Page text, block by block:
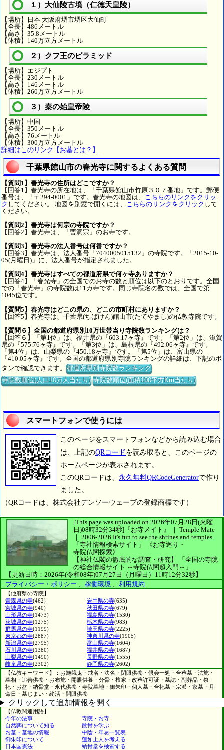
１）大仙陵古墳（仁徳天皇陵）
【場所】日本 大阪府堺市堺区大仙町
【全長】486メートル
【高さ】35.8メートル
【体積】140万立方メートル
２）クフ王のピラミッド
【場所】エジプト
【全長】230メートル
【高さ】146メートル
【体積】260万立方メートル
３）秦の始皇帝陵
【場所】中国
【全長】350メートル
【高さ】76メートル
【体積】300万立方メートル
詳細はこのリンク【お墓とは？】
千葉県館山市の春光寺に関するよくある質問
【質問1】春光寺の住所はどこですか？
【回答1】春光寺の所在地は、「千葉県館山市竹原３０７番地」です。郵便
番号は、「〒294-0001」です。春光寺の地図は、 こちらのリンクをクリッ
ク してください。 地図を別窓で開くには、 こちらのリンクをクリック して
ください。
【質問2】春光寺は何宗の寺院ですか？
【回答2】春光寺は、「曹洞宗」のお寺です。
【質問3】春光寺の法人番号は何番ですか？
【回答3】春光寺は、法人番号「7040005015132」の寺院です。「2015-10-
05(月曜日)」に、法人番号が指定されました。
【質問4】春光寺はすべての都道府県で何ヶ寺ありますか？
【回答4】「春光寺」の全国でのお寺の数と順位は以下のとおりです。全国
での「春光寺」の寺院数は11カ寺です。同じ寺院名の数では、全国で第
1045位です。
【質問5】春光寺はどこの県の、どこの市町村にありますか？
【回答5】春光寺は、千葉県(ちばけん)館山市(たてやまし)の仏教寺院です。
【質問６】全国の都道府県別10万世帯当り寺院数ランキングは？
【回答６】「第1位」は、福井県の『603.17ヶ寺』です。「第2位」は、滋賀
県の『575.76ヶ寺』です。「第3位」は、島根県の『492.06ヶ寺』です。
「第4位」は、山梨県の『450.18ヶ寺』です。「第5位」は、富山県の
『410.05ヶ寺』です。全国の都道府県別寺院ランキングの詳細は、下記のボ
タンで確認できます。都道府県別寺院数ランキング
寺院数順位(人口10万人当たり) 寺院数順位(面積100平方Km当たり)
スマートフォンで使うには
このページをスマートフォンなどから読み込む場合
は、上記のQRコード を読み取ると、このページの
ホームページが表示されます。
このQRコードは、 永久無料QRCodeGeneratorで作り
ました。
（QRコードは、株式会社デンソーウェーブの登録商標です）
[This page was uploaded on 2026年07月28日(火曜
日)08時32分34秒] 『お寺メイト』 ｜ Temple Mate
｜ 2006-2026 It's fun to see the shrines and temples.
「寺社情報検索サイト」
《お寺巡り・
寺院仏閣探索》
【神社仏閣の徹底的な調査・研究】
「全国の寺院
の総合情報サイト ～寺院仏閣超入門～」
【更新日時：2026年(令和08年)07月27日（月曜日）11時12分32秒】
プライバシー・ポリシー 、 稼働環境 、 利用規約
【他府県の寺院】
青森県の寺(462) 岩手県の寺(635)
宮城県の寺(940) 秋田県の寺(679)
山形県の寺(1473) 福島県の寺(1530)
茨城県の寺(1275) 栃木県の寺(983)
群馬県の寺(1199) 埼玉県の寺(2225)
東京都の寺(2887) 神奈川県の寺(1905)
新潟県の寺(2795) 富山県の寺(1604)
石川県の寺(1380) 福井県の寺(1687)
山梨県の寺(1490) 長野県の寺(1555)
岐阜県の寺(2302) 静岡県の寺(2602)
【仏教キーワード】：お施餓鬼・戒名・法名・閉眼供養・倶会一処・合葬墓・法施・
墓相・追善供養・お布施・開眼供養・分骨・檀家・改葬許可証・墓誌・副葬品・祭
祀・お盆・納骨堂・永代供養・寺院墓地・御朱印・個人墓・合祀墓・宗派・家墓・月
命日・墓じまい・終活・開眼供養
クリックして追加情報を開く
【仏教関連用語】
今年の法事
寺院・お寺
自然葬について知る
散骨を学ぶ
お墓・墓地の情報
中陰・年忌一覧表
御朱印について
蓮如上人を考える
日本国憲法
納骨堂を検索する